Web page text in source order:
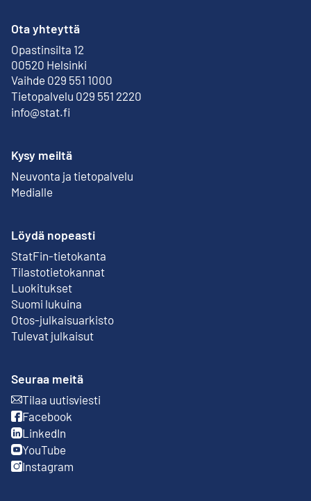
Ota yhteyttä
Opastinsilta 12
00520 Helsinki
Ulkoinen linkki
Vaihde 029 551 1000
Tietopalvelu 029 551 2220
info@stat.fi
Kysy meiltä
Neuvonta ja tietopalvelu
Medialle
Löydä nopeasti
StatFin-tietokanta
Ulkoinen linkki
Tilastotietokannat
Luokitukset
Suomi lukuina
Otos-julkaisuarkisto
Ulkoinen linkki
Tulevat julkaisut
Seuraa meitä
Tilaa uutisviesti
Ulkoinen linkki
Facebook
Ulkoinen linkki
LinkedIn
Ulkoinen linkki
YouTube
Ulkoinen linkki
Instagram
Ulkoinen linkki